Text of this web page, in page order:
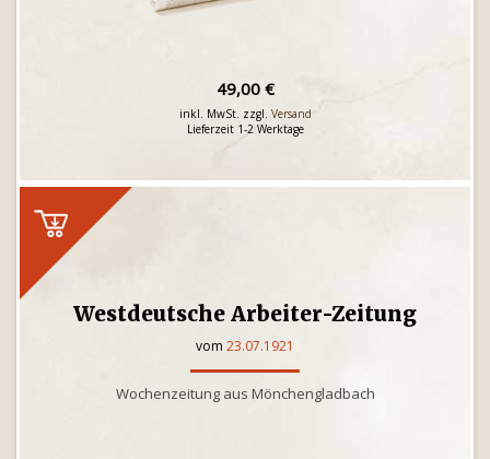
49,00 €
inkl. MwSt. zzgl. Versand
Lieferzeit 1-2 Werktage
Westdeutsche Arbeiter-Zeitung
vom 23.07.1921
Wochenzeitung aus Mönchengladbach